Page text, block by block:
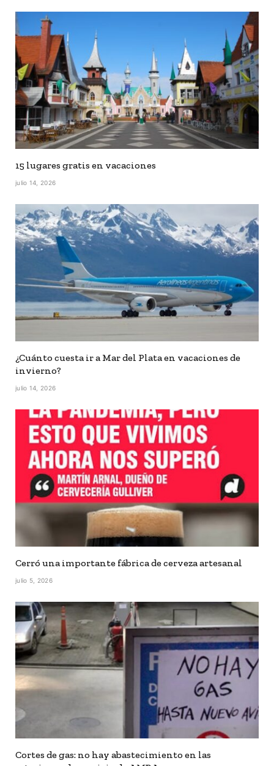
15 lugares gratis en vacaciones
julio 14, 2026
¿Cuánto cuesta ir a Mar del Plata en vacaciones de
invierno?
julio 14, 2026
Cerró una importante fábrica de cerveza artesanal
julio 5, 2026
Cortes de gas: no hay abastecimiento en las